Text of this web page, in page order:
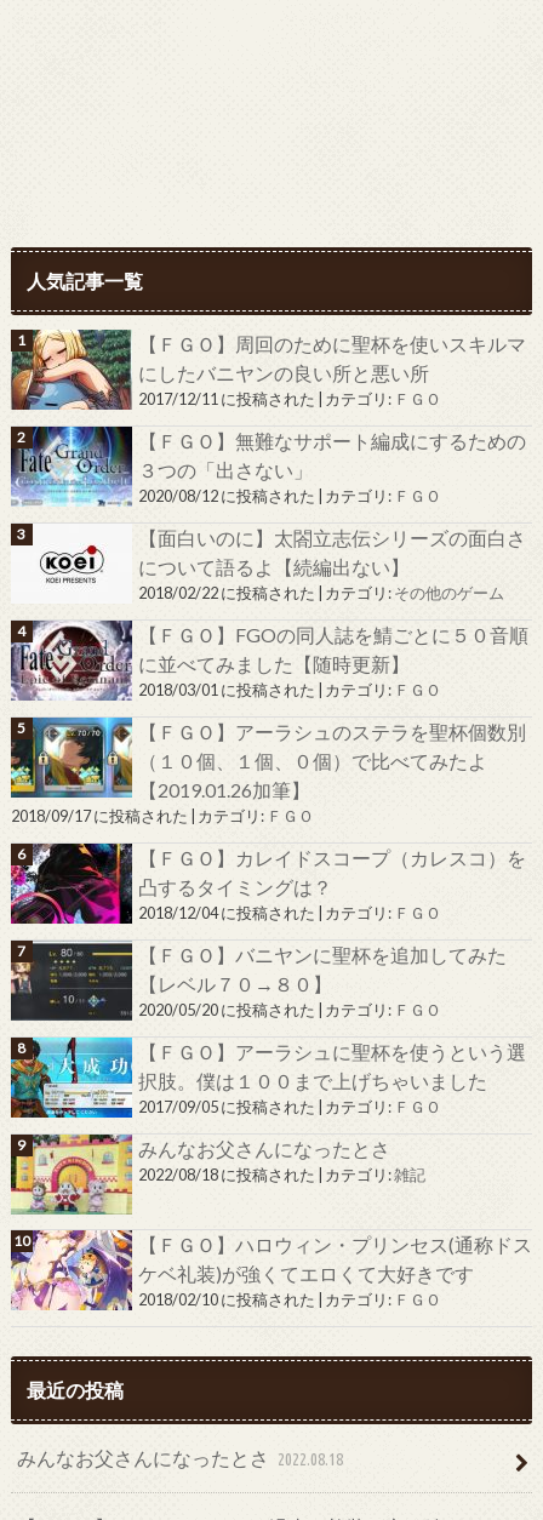
人気記事一覧
【ＦＧＯ】周回のために聖杯を使いスキルマ
にしたバニヤンの良い所と悪い所
2017/12/11 に投稿された カテゴリ: ＦＧＯ
【ＦＧＯ】無難なサポート編成にするための
３つの「出さない」
2020/08/12 に投稿された カテゴリ: ＦＧＯ
【面白いのに】太閤立志伝シリーズの面白さ
について語るよ【続編出ない】
2018/02/22 に投稿された カテゴリ:その他のゲーム
【ＦＧＯ】FGOの同人誌を鯖ごとに５０音順
に並べてみました【随時更新】
2018/03/01 に投稿された カテゴリ: ＦＧＯ
【ＦＧＯ】アーラシュのステラを聖杯個数別
（１０個、１個、０個）で比べてみたよ
【2019.01.26加筆】
2018/09/17 に投稿された カテゴリ: ＦＧＯ
【ＦＧＯ】カレイドスコープ（カレスコ）を
凸するタイミングは？
2018/12/04 に投稿された カテゴリ: ＦＧＯ
【ＦＧＯ】バニヤンに聖杯を追加してみた
【レベル７０→８０】
2020/05/20 に投稿された カテゴリ: ＦＧＯ
【ＦＧＯ】アーラシュに聖杯を使うという選
択肢。僕は１００まで上げちゃいました
2017/09/05 に投稿された カテゴリ: ＦＧＯ
みんなお父さんになったとさ
2022/08/18 に投稿された カテゴリ:雑記
【ＦＧＯ】ハロウィン・プリンセス(通称ドス
ケベ礼装)が強くてエロくて大好きです
2018/02/10 に投稿された カテゴリ: ＦＧＯ
最近の投稿
みんなお父さんになったとさ 2022.08.18